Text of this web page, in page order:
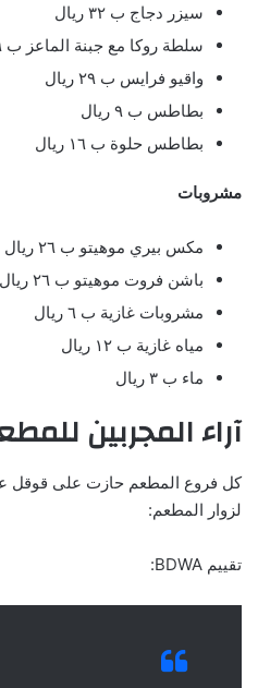
سيزر دجاج ب ٣٢ ريال
سلطة روكا مع جبنة الماعز ب ٣٩ ريال
واقيو فرايس ب ٢٩ ريال
بطاطس ب ٩ ريال
بطاطس حلوة ب ١٦ ريال
مشروبات
مكس بيري موهيتو ب ٢٦ ريال
باشن فروت موهيتو ب ٢٦ ريال
مشروبات غازية ب ٦ ريال
مياه غازية ب ١٢ ريال
ماء ب ٣ ريال
آراء المجربين
كل فروع المطعم حازت على قوقل
لزوار المطعم:
تقييم BDWA: